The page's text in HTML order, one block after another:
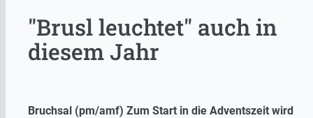
"Brusl leuchtet" auch in
diesem Jahr
Bruchsal (pm/amf) Zum Start in die Adventszeit wird